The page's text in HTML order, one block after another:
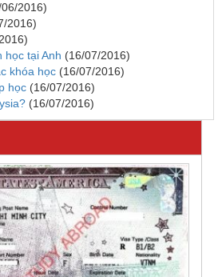
2016)
2016)
học tại Anh (16/07/2016)
khóa học (16/07/2016)
học (16/07/2016)
(16/07/2016)